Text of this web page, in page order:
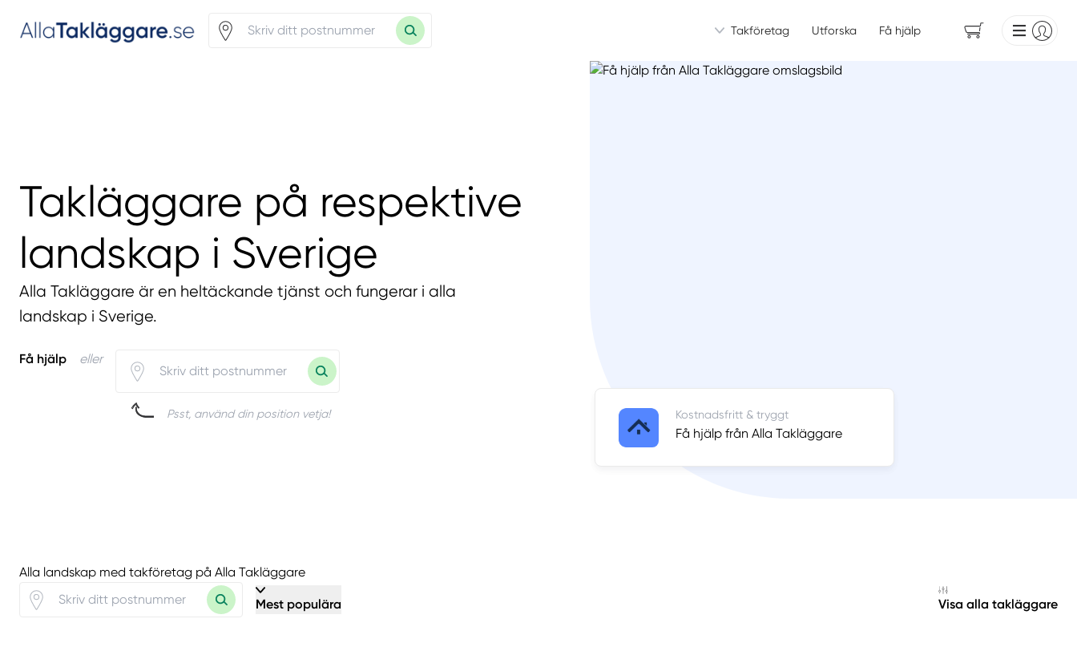
Takföretag Utforska Få hjälp
Takläggare på respektive
landskap i Sverige
Alla Takläggare är en heltäckande tjänst och fungerar i alla
landskap i Sverige.
Få hjälp eller
Psst, använd din position vetja! Kostnadsfritt & tryggt
Få hjälp från Alla Takläggare
Alla landskap med takföretag på Alla Takläggare
Mest populära Visa alla takläggare